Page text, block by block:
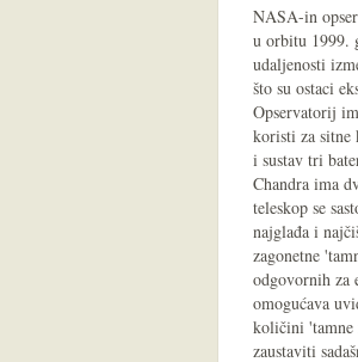
NASA-in
u orbitu 1999.
udaljenosti
što su ostaci
Opservatorij
koristi za sitne
i sustav tri
Chandra ima
teleskop se
najglađa i
zagonetne
odgovornih za
omogućava
količini 'tamne
zaustaviti